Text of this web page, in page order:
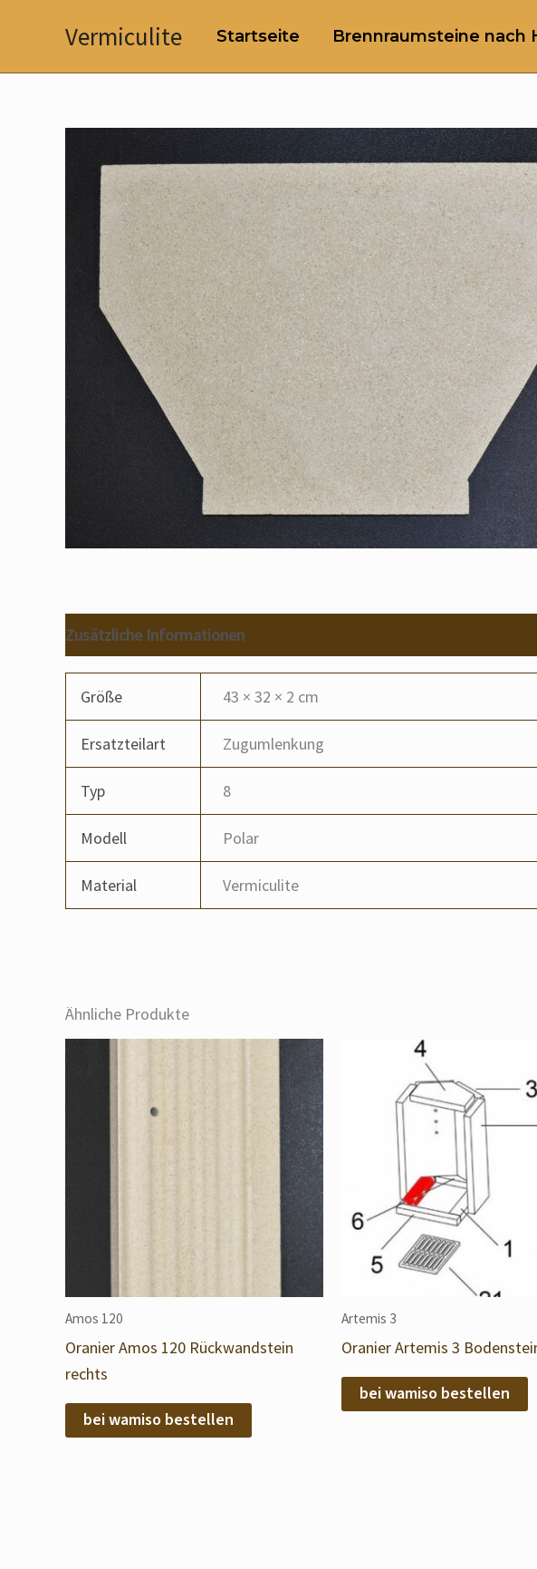
Vermiculite Startseite Brennraumsteine nach
Zusätzliche Informationen
Größe 43 × 32 × 2 cm
Ersatzteilart Zugumlenkung
Typ 8
Modell Polar
Material Vermiculite
Ähnliche Produkte
Amos 120
Oranier Amos 120 Rückwandstein
rechts
bei wamiso bestellen
Artemis 3
Oranier Artemis 3
bei wamiso bestellen